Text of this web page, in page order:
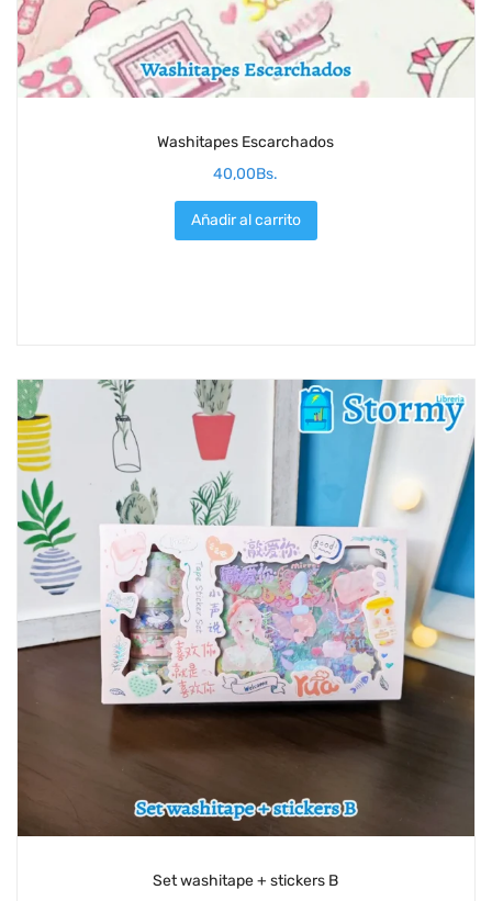
Washitapes Escarchados
40,00Bs.
Añadir al carrito
Set washitape + stickers B